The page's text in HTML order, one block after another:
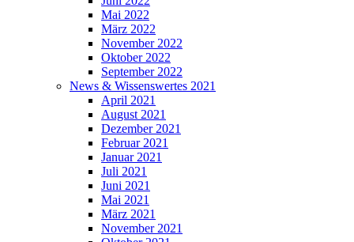
Mai 2022
März 2022
November 2022
Oktober 2022
September 2022
News & Wissenswertes 2021
April 2021
August 2021
Dezember 2021
Februar 2021
Januar 2021
Juli 2021
Juni 2021
Mai 2021
März 2021
November 2021